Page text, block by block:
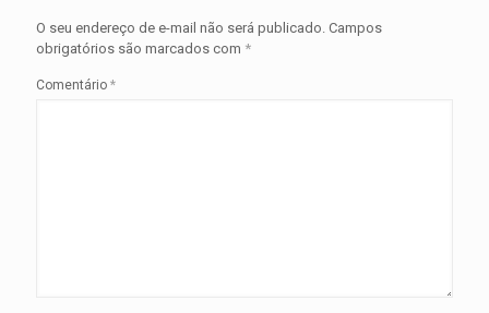
O seu endereço de e-mail não será publicado. Campos
obrigatórios são marcados com *
Comentário *